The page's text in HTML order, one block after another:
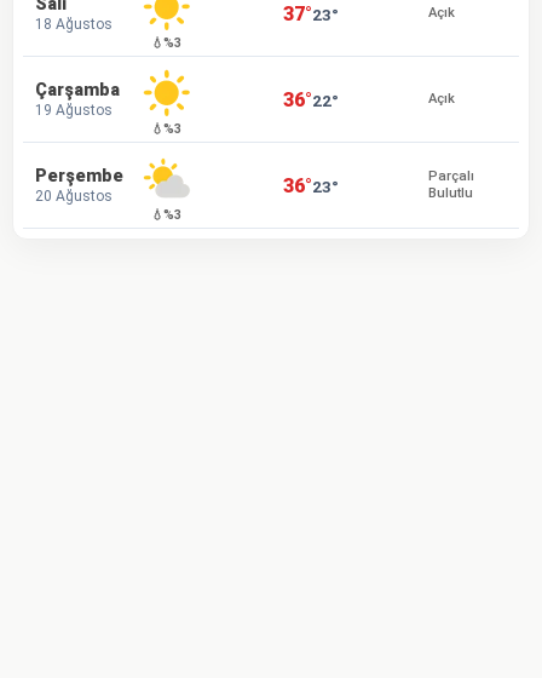
18 Ağustos
💧%3
37°23° Açık
Çarşamba
19 Ağustos
💧%3
36°22° Açık
Perşembe
20 Ağustos
💧%3
36°23°
Parçalı
Bulutlu